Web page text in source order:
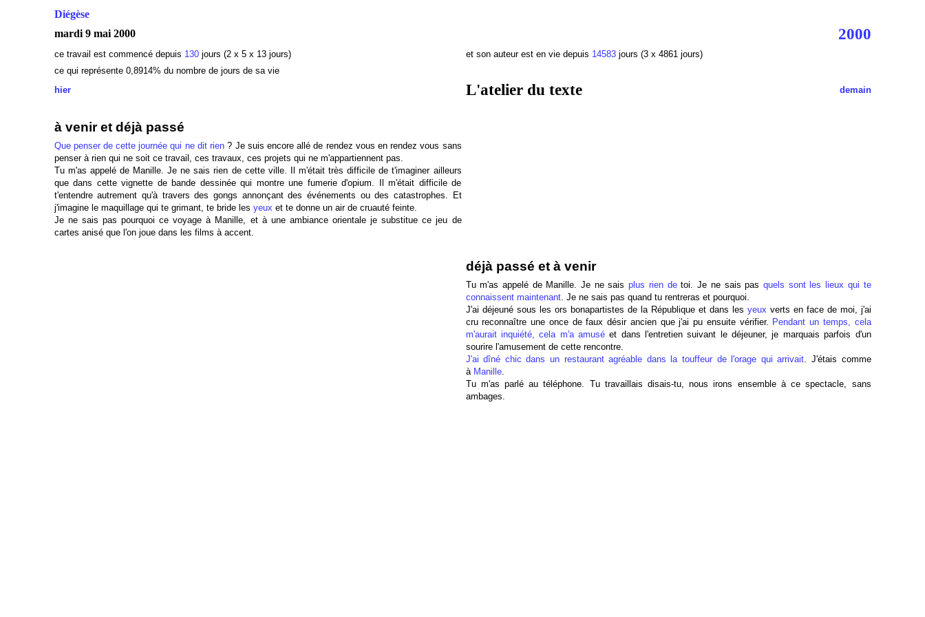
Diégèse
mardi 9 mai 2000
2000
ce travail est commencé depuis 130 jours (2 x 5 x 13 jours) et son auteur est en vie depuis 14583jours (3 x 4861 jours)
ce qui représente 0,8914% du nombre de jours de sa vie
hier
L'atelier du texte demain
à venir et déjà passé
Que penser de cette journée qui ne dit rien ? Je suis encore allé de rendez vous en rendez vous sans
penser à rien qui ne soit ce travail, ces travaux, ces projets qui ne m'appartiennent pas.
Tu m'as appelé de Manille. Je ne sais rien de cette ville. Il m'était très difficile de t'imaginer ailleurs
que dans cette vignette de bande dessinée qui montre une fumerie d'opium. Il m'était difficile de
t'entendre autrement qu'à travers des gongs annonçant des événements ou des catastrophes. Et
j'imagine le maquillage qui te grimant, te bride les yeux et te donne un air de cruauté feinte.
Je ne sais pas pourquoi ce voyage à Manille, et à une ambiance orientale je substitue ce jeu de
cartes anisé que l'on joue dans les films à accent.
déjà passé et à venir
Tu m'as appelé de Manille. Je ne saisplus rien detoi. Je ne sais pas quels sont les lieux qui te
connaissent maintenant. Je ne sais pas quand tu rentreras et pourquoi.
J'ai déjeuné sous les ors bonapartistes de la République et dans les yeux verts en face de moi, j'ai
cru reconnaître une once de faux désir ancien que j'ai pu ensuite vérifier. Pendant un temps, cela
m'aurait inquiété, cela m'a amuséet dans l'entretien suivant le déjeuner, je marquais parfois d'un
sourire l'amusement de cette rencontre.
J'ai dîné chic dans un restaurant agréable dans la touffeur de l'orage qui arrivait. J'étais comme
à Manille.
Tu m'as parlé au téléphone. Tu travaillais disais-tu, nous irons ensemble à ce spectacle, sans
ambages.